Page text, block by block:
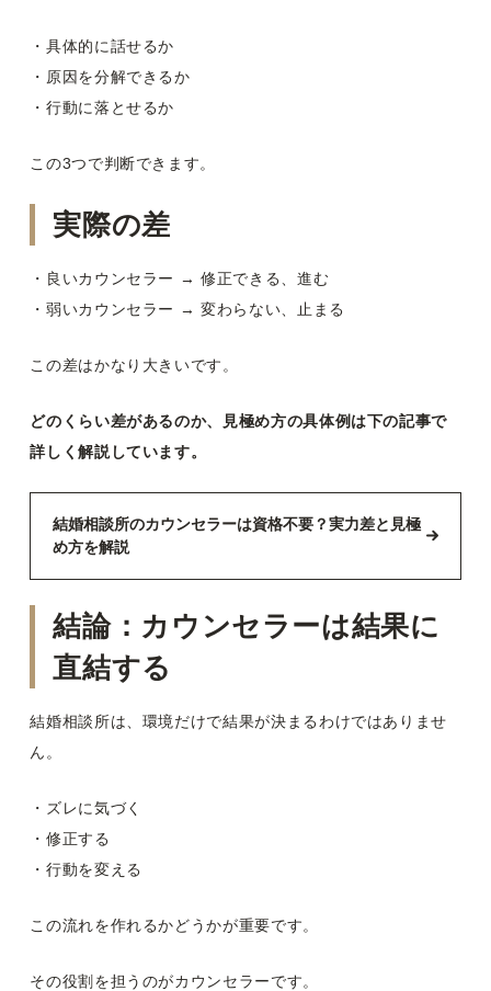
・具体的に話せるか
・原因を分解できるか
・行動に落とせるか
この3つで判断できます。
実際の差
・良いカウンセラー → 修正できる、進む
・弱いカウンセラー → 変わらない、止まる
この差はかなり大きいです。
どのくらい差があるのか、見極め方の具体例は下の記事で
詳しく解説しています。
結婚相談所のカウンセラーは資格不要？実力差と見極
め方を解説
結論：カウンセラーは結果に
直結する
結婚相談所は、環境だけで結果が決まるわけではありませ
ん。
・ズレに気づく
・修正する
・行動を変える
この流れを作れるかどうかが重要です。
その役割を担うのがカウンセラーです。